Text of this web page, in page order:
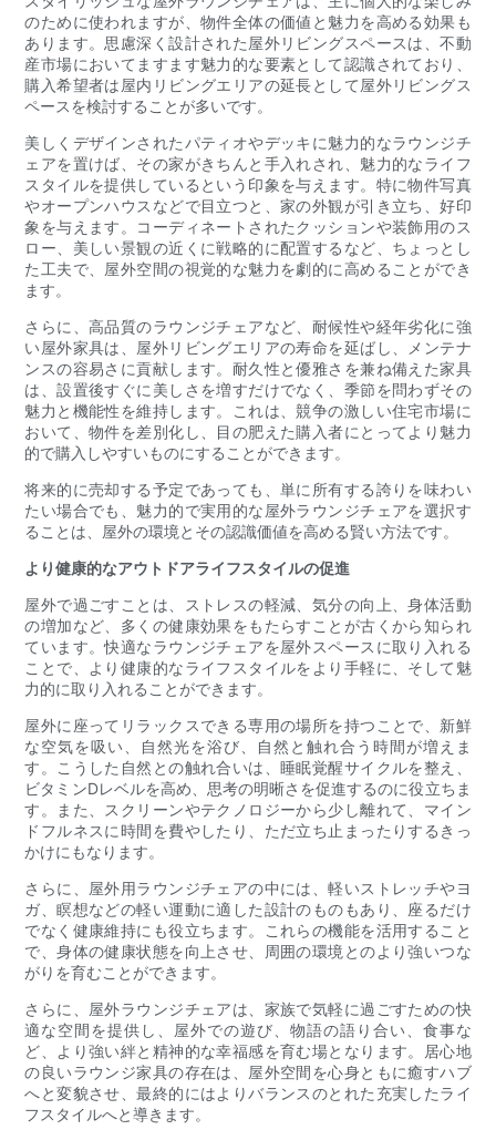
のために使われますが、物件全体の価値と魅力を高める効果も
あります。思慮深く設計された屋外リビングスペースは、不動
産市場においてますます魅力的な要素として認識されており、
購入希望者は屋内リビングエリアの延長として屋外リビングス
ペースを検討することが多いです。
美しくデザインされたパティオやデッキに魅力的なラウンジチ
ェアを置けば、その家がきちんと手入れされ、魅力的なライフ
スタイルを提供しているという印象を与えます。特に物件写真
やオープンハウスなどで目立つと、家の外観が引き立ち、好印
象を与えます。コーディネートされたクッションや装飾用のス
ロー、美しい景観の近くに戦略的に配置するなど、ちょっとし
た工夫で、屋外空間の視覚的な魅力を劇的に高めることができ
ます。
さらに、高品質のラウンジチェアなど、耐候性や経年劣化に強
い屋外家具は、屋外リビングエリアの寿命を延ばし、メンテナ
ンスの容易さに貢献します。耐久性と優雅さを兼ね備えた家具
は、設置後すぐに美しさを増すだけでなく、季節を問わずその
魅力と機能性を維持します。これは、競争の激しい住宅市場に
おいて、物件を差別化し、目の肥えた購入者にとってより魅力
的で購入しやすいものにすることができます。
将来的に売却する予定であっても、単に所有する誇りを味わい
たい場合でも、魅力的で実用的な屋外ラウンジチェアを選択す
ることは、屋外の環境とその認識価値を高める賢い方法です。
より健康的なアウトドアライフスタイルの促進
屋外で過ごすことは、ストレスの軽減、気分の向上、身体活動
の増加など、多くの健康効果をもたらすことが古くから知られ
ています。快適なラウンジチェアを屋外スペースに取り入れる
ことで、より健康的なライフスタイルをより手軽に、そして魅
力的に取り入れることができます。
屋外に座ってリラックスできる専用の場所を持つことで、新鮮
な空気を吸い、自然光を浴び、自然と触れ合う時間が増えま
す。こうした自然との触れ合いは、睡眠覚醒サイクルを整え、
ビタミンDレベルを高め、思考の明晰さを促進するのに役立ちま
す。また、スクリーンやテクノロジーから少し離れて、マイン
ドフルネスに時間を費やしたり、ただ立ち止まったりするきっ
かけにもなります。
さらに、屋外用ラウンジチェアの中には、軽いストレッチやヨ
ガ、瞑想などの軽い運動に適した設計のものもあり、座るだけ
でなく健康維持にも役立ちます。これらの機能を活用すること
で、身体の健康状態を向上させ、周囲の環境とのより強いつな
がりを育むことができます。
さらに、屋外ラウンジチェアは、家族で気軽に過ごすための快
適な空間を提供し、屋外での遊び、物語の語り合い、食事な
ど、より強い絆と精神的な幸福感を育む場となります。居心地
の良いラウンジ家具の存在は、屋外空間を心身ともに癒すハブ
へと変貌させ、最終的にはよりバランスのとれた充実したライ
フスタイルへと導きます。